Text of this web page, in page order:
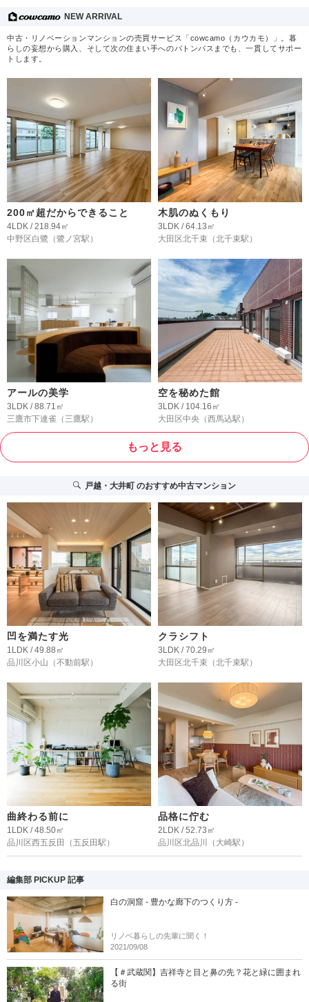
NEW ARRIVAL
中古・リノベーションマンションの売買サービス「cowcamo（カウカモ）」。暮
らしの妄想から購入、そして次の住まい手へのバトンパスまでも、一貫してサポー
トします。
200㎡超だからできること
4LDK / 218.94㎡
中野区白鷺 （鷺ノ宮駅）
木肌のぬくもり
3LDK / 64.13㎡
大田区北千束 （北千束駅）
アールの美学
3LDK / 88.71㎡
三鷹市下連雀 （三鷹駅）
空を秘めた館
3LDK / 104.16㎡
大田区中央 （西馬込駅）
もっと見る
戸越・大井町のおすすめ中古マンション
凹を満たす光
1LDK / 49.88㎡
品川区小山 （不動前駅）
クラシフト
3LDK / 70.29㎡
大田区北千束 （北千束駅）
曲終わる前に
1LDK / 48.50㎡
品川区西五反田
（五反田駅）
品格に佇む
2LDK / 52.73㎡
品川区北品川
（大崎駅）
編集部 PICKUP 記事
白の洞窟 - 豊かな廊下のつくり方 -
リノベ暮らしの先輩に聞く！
2021/09/08
【＃武蔵関】吉祥寺と目と鼻の先？花と緑に囲まれ
る街